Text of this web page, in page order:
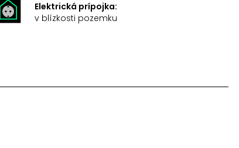
Elektrická prípojka:
v blízkosti pozemku